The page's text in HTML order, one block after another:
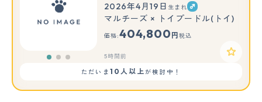
もっと見る
2026年4月19日 生まれ
マルチーズ × トイプードル(トイ)
価格:404,800 円 税込
5時間前
ただいま 10人以上が検討中！